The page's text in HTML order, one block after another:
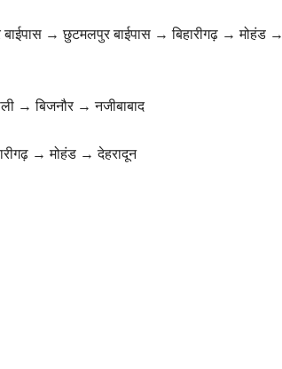
→ छुटमलपुर बाईपास → बिहारीगढ़ → मोहंड →
→ बिजनौर → नजीबाबाद
→ मोहंड → देहरादून